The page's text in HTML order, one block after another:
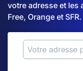
votre adresse et les
Free, Orange et SFR.